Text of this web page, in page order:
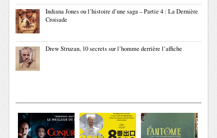
Indiana Jones ou l’histoire d’une saga – Partie 4 : La Dernière
Croisade
Drew Struzan, 10 secrets sur l’homme derrière l’affiche